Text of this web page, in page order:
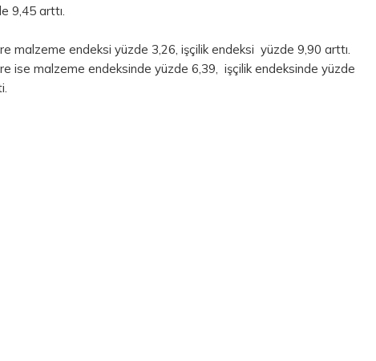
9,45 arttı.
malzeme endeksi yüzde 3,26, işçilik endeksi yüzde 9,90 arttı.
ise malzeme endeksinde yüzde 6,39, işçilik endeksinde yüzde